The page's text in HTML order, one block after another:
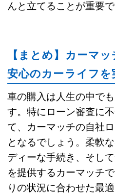
んと立てることが重要で
【まとめ】カーマ
安心のカーライフを
車の購入は人生の中で
す。特にローン審査に
て、カーマッチの自社
となるでしょう。柔軟
ディーな手続き、そし
を提供するカーマッチ
りの状況に合わせた最